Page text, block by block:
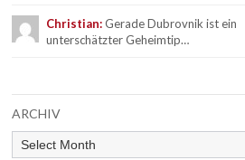
Christian:Gerade Dubrovnik ist ein
unterschätzter Geheimtip…
ARCHIV
Archiv